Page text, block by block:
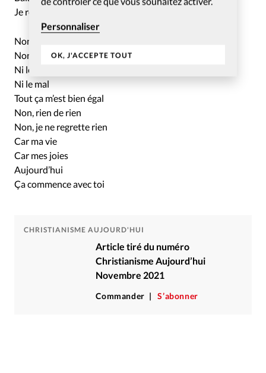
Personnaliser
OK, J'ACCEPTE TOUT
Je repars à zéro
Non, rien de rien
Non, je ne regrette rien
Ni le bien qu’on m’a fait
Ni le mal
Tout ça m’est bien égal
Non, rien de rien
Non, je ne regrette rien
Car ma vie
Car mes joies
Aujourd’hui
Ça commence avec toi
CHRISTIANISME AUJOURD'HUI
Article tiré du numéro
Christianisme Aujourd’hui
Novembre 2021
Commander S’abonner